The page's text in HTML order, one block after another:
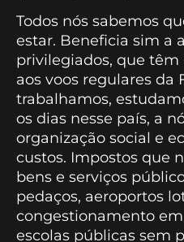
Todos nós sabemos
estar. Beneficia sim a
privilegiados, que têm
aos voos regulares da
trabalhamos,
os dias nesse país, a
organização social e
custos. Impostos que
bens e serviços
pedaços, aeroportos
congestionamento em
escolas públicas sem